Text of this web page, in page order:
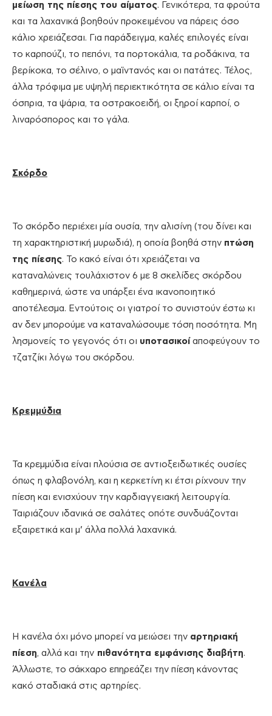
μείωση της πίεσης του αίματος. Γενικότερα, τα φρούτα
και τα λαχανικά βοηθούν προκειμένου να πάρεις όσο
κάλιο χρειάζεσαι. Για παράδειγμα, καλές επιλογές είναι
το καρπούζι, το πεπόνι, τα πορτοκάλια, τα ροδάκινα, τα
βερίκοκα, το σέλινο, ο μαϊντανός και οι πατάτες. Τέλος,
άλλα τρόφιμα με υψηλή περιεκτικότητα σε κάλιο είναι τα
όσπρια, τα ψάρια, τα οστρακοειδή, οι ξηροί καρποί, ο
λιναρόσπορος και το γάλα.
Σκόρδο
Το σκόρδο περιέχει μία ουσία, την αλισίνη (του δίνει και
τη χαρακτηριστική μυρωδιά), η οποία βοηθά στην πτώση
της πίεσης. Το κακό είναι ότι χρειάζεται να
καταναλώνεις τουλάχιστον 6 με 8 σκελίδες σκόρδου
καθημερινά, ώστε να υπάρξει ένα ικανοποιητικό
αποτέλεσμα. Εντούτοις οι γιατροί το συνιστούν έστω κι
αν δεν μπορούμε να καταναλώσουμε τόση ποσότητα. Μη
λησμονείς το γεγονός ότι οι υποτασικοί αποφεύγουν το
τζατζίκι λόγω του σκόρδου.
Κρεμμύδια
Τα κρεμμύδια είναι πλούσια σε αντιοξειδωτικές ουσίες
όπως η φλαβονόλη, και η κερκετίνη κι έτσι ρίχνουν την
πίεση και ενισχύουν την καρδιαγγειακή λειτουργία.
Ταιριάζουν ιδανικά σε σαλάτες οπότε συνδυάζονται
εξαιρετικά και μ’ άλλα πολλά λαχανικά.
Κανέλα
Η κανέλα όχι μόνο μπορεί να μειώσει την αρτηριακή
πίεση, αλλά και την πιθανότητα εμφάνισης διαβήτη.
Άλλωστε, το σάκχαρο επηρεάζει την πίεση κάνοντας
κακό σταδιακά στις αρτηρίες.